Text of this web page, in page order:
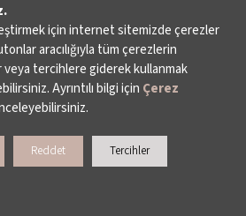
için internet sitemizde çerezler
aracılığıyla tüm çerezlerin
veya tercihlere giderek kullanmak
Ayrıntılı bilgi için Çerez
Reddet Tercihler